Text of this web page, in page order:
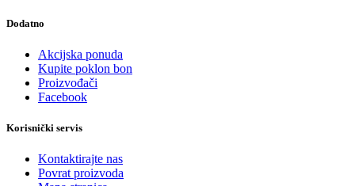
Dodatno
Akcijska ponuda
Kupite poklon bon
Proizvođači
Facebook
Korisnički servis
Kontaktirajte nas
Povrat proizvoda